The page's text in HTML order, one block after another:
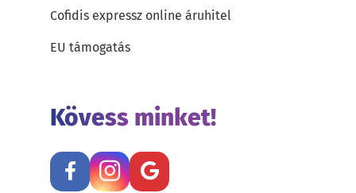
Cofidis expressz online áruhitel
EU támogatás
Kövess minket!